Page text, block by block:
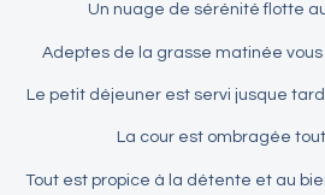
Un nuage de sérénité flotte
Adeptes de la grasse matinée
Le petit déjeuner est servi jusque
La cour est ombragée
Tout est propice à la détente et au